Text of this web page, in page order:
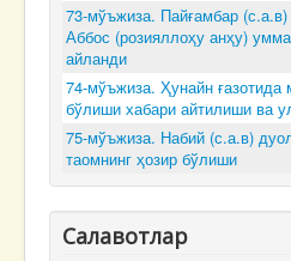
73-мўъжиза. Пайғамбар
Аббос (розияллоҳу анҳу)
айланди
74-мўъжиза. Ҳунайн ғазотида
бўлиши хабари айтилиши ва
75-мўъжиза. Набий (с.а.в)
таомнинг ҳозир бўлиши
Салавотлар